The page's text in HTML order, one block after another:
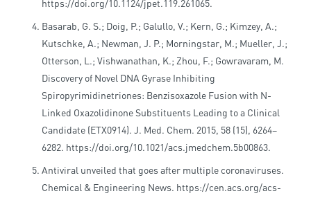
https://doi.org/10.1124/jpet.119.261065.
Basarab, G. S.; Doig, P.; Galullo, V.; Kern, G.; Kimzey, A.;
Kutschke, A.; Newman, J. P.; Morningstar, M.; Mueller, J.;
Otterson, L.; Vishwanathan, K.; Zhou, F.; Gowravaram, M.
Discovery of Novel DNA Gyrase Inhibiting
Spiropyrimidinetriones: Benzisoxazole Fusion with N-
Linked Oxazolidinone Substituents Leading to a Clinical
Candidate (ETX0914). J. Med. Chem. 2015, 58 (15), 6264–
6282. https://doi.org/10.1021/acs.jmedchem.5b00863.
Antiviral unveiled that goes after multiple coronaviruses.
Chemical & Engineering News. https://cen.acs.org/acs-